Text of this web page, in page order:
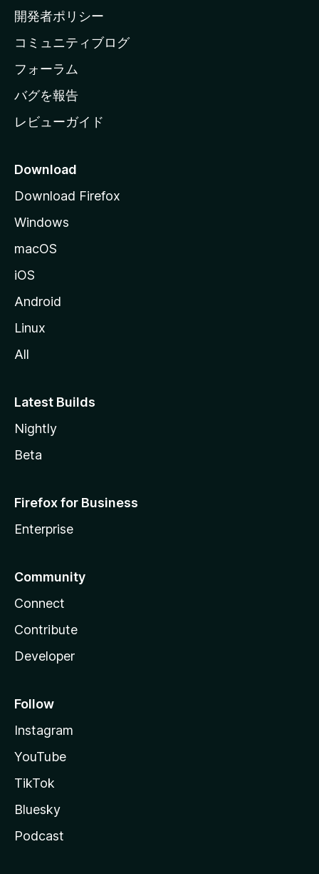
ム
ー
ジ
へ
開発者ポリシー
コミュニティブログ
フォーラム
バグを報告
レビューガイド
Download
Download Firefox
Windows
macOS
iOS
Android
Linux
All
Latest Builds
Nightly
Beta
Firefox for Business
Enterprise
Community
Connect
Contribute
Developer
Follow
Instagram
YouTube
TikTok
Bluesky
Podcast